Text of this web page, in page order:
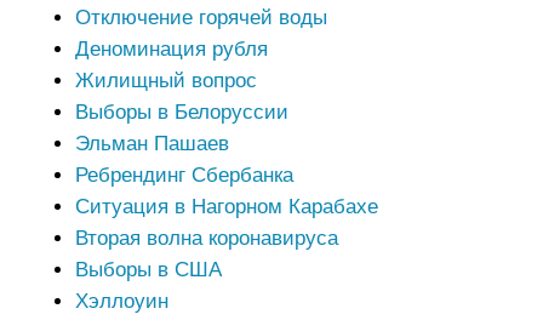
Отключение горячей воды
Деноминация рубля
Жилищный вопрос
Выборы в Белоруссии
Эльман Пашаев
Ребрендинг Сбербанка
Ситуация в Нагорном Карабахе
Вторая волна коронавируса
Выборы в США
Хэллоуин